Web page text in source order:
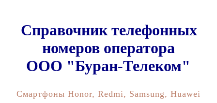
Справочник телефонных
номеров оператора
ООО "Буран-Телеком"
Смартфоны Honor, Redmi, Samsung, Huawei